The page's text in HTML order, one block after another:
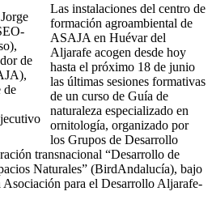
Las instalaciones del centro de
formación agroambiental de
ASAJA en Huévar del
Aljarafe acogen desde hoy
hasta el próximo 18 de junio
las últimas sesiones formativas
de un curso de Guía de
naturaleza especializado en
ornitología, organizado por
los Grupos de Desarrollo
transnacional “Desarrollo de
Naturales” (BirdAndalucía), bajo
para el Desarrollo Aljarafe-